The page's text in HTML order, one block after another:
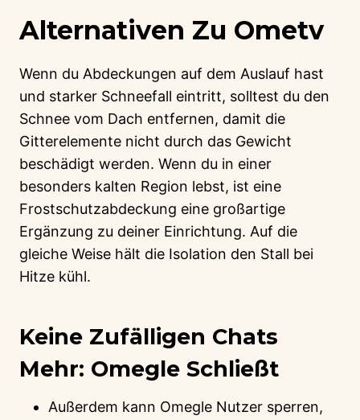
Alternativen Zu Ometv
Wenn du Abdeckungen auf dem Auslauf hast
und starker Schneefall eintritt, solltest du den
Schnee vom Dach entfernen, damit die
Gitterelemente nicht durch das Gewicht
beschädigt werden. Wenn du in einer
besonders kalten Region lebst, ist eine
Frostschutzabdeckung eine großartige
Ergänzung zu deiner Einrichtung. Auf die
gleiche Weise hält die Isolation den Stall bei
Hitze kühl.
Keine Zufälligen Chats
Mehr: Omegle Schließt
Außerdem kann Omegle Nutzer sperren,